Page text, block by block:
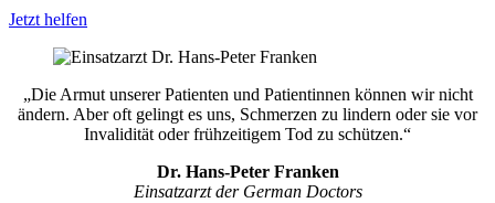
Jetzt helfen
„Die Armut unserer Patienten und Patient­innen können wir nicht
ändern. Aber oft gelingt es uns, Schmerzen zu lindern oder sie vor
Invali­dität oder früh­zeitigem Tod zu schützen.“
Dr. Hans-Peter Franken
Einsatz­arzt der German Doctors